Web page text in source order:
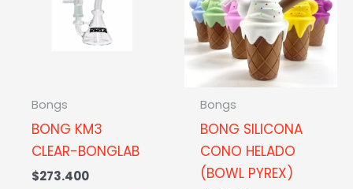
Bongs
BONG KM3
CLEAR-BONGLAB
$273.400
Bongs
BONG SILICONA
CONO HELADO
(BOWL PYREX)
Las